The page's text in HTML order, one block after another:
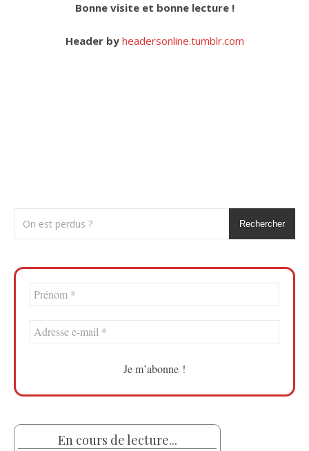
Bonne visite et bonne lecture !
Header by headersonline.tumblr.com
Rechercher
En cours de lecture...